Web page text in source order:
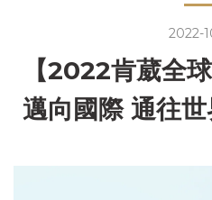
2022-
【2022肯葳全
邁向國際 通往